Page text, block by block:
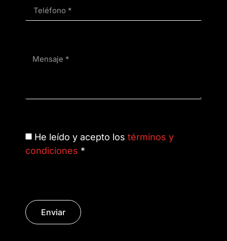
He leído y acepto los términos y
condiciones *
Enviar